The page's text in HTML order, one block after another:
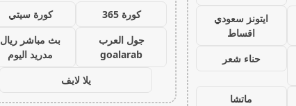
ايتونز سعودي
اقساط
حناء شعر
ماتشا
كورة 365
كورة سيتي
جول العرب
goalarab
بث مباشر ريال
مدريد اليوم
يلا لايف